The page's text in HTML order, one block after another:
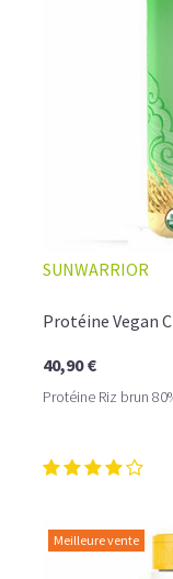
☕ LATTE
SUNWARRIOR
Protéine Vegan
40,90 €
Protéine Riz brun
Meilleure vente